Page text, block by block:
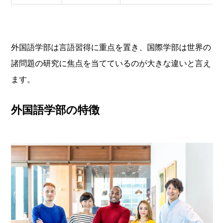
外国語学部は言語習得に重点を置き、国際学部は世界の
諸問題の研究に焦点を当てているのが大きな違いと言え
ます。
外国語学部の特徴